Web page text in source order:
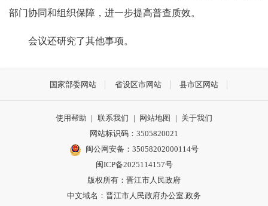
部门协同和组织保障，进一步提高普查质效。
会议还研究了其他事项。
国家部委网站 省设区市网站 县市区网站
使用帮助 | 联系我们 | 网站地图 | 关于我们
网站标识码：3505820021
闽公网安备：35058202000114号
闽ICP备2025114157号
版权所有：晋江市人民政府
中文域名：晋江市人民政府办公室.政务